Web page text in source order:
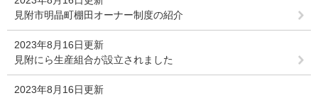
見附市明晶町棚田オーナー制度の紹介
2023年8月16日更新
見附にら生産組合が設立されました
2023年8月16日更新